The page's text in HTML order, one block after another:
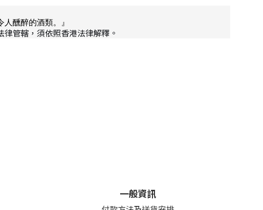
醺醉的酒類。』
管轄，須依照香港法律解釋。
一般資訊